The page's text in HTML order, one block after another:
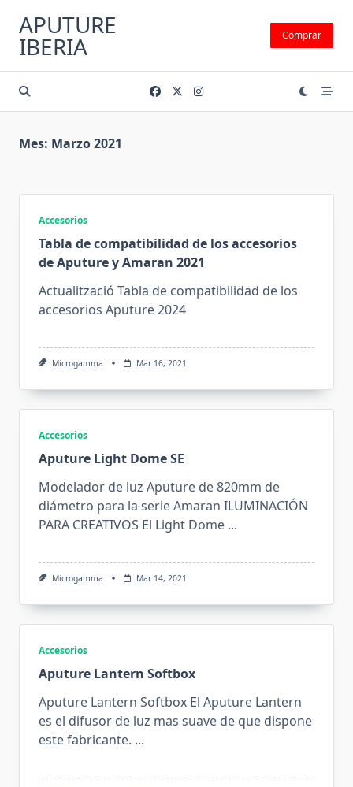
contenido
APUTURE
IBERIA Comprar
Mes: Marzo 2021
Accesorios
Tabla de compatibilidad de los accesorios
de Aputure y Amaran 2021
Actualització Tabla de compatibilidad de los
accesorios Aputure 2024
Microgamma Mar 16, 2021
Accesorios
Aputure Light Dome SE
Modelador de luz Aputure de 820mm de
diámetro para la serie Amaran ILUMINACIÓN
PARA CREATIVOS El Light Dome ...
Microgamma Mar 14, 2021
Accesorios
Aputure Lantern Softbox
Aputure Lantern Softbox El Aputure Lantern
es el difusor de luz mas suave de que dispone
este fabricante. ...